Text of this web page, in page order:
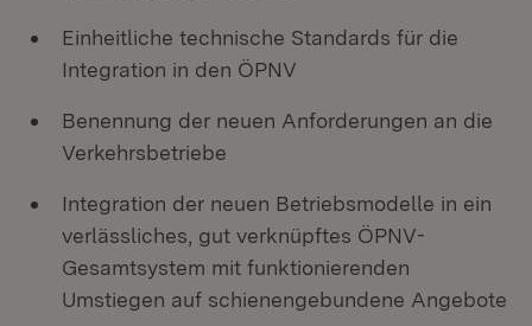
Einheitliche technische Standards für die
Integration in den ÖPNV
Benennung der neuen Anforderungen an die
Verkehrsbetriebe
Integration der neuen Betriebsmodelle in ein
verlässliches, gut verknüpftes ÖPNV-
Gesamtsystem mit funktionierenden
Umstiegen auf schienengebundene Angebote